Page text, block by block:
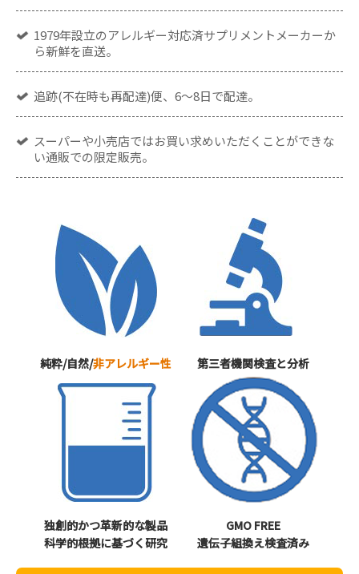
1979年設立のアレルギー対応済サプリメントメーカーか
ら新鮮を直送。
追跡(不在時も再配達)便、6～8日で配達。
スーパーや小売店ではお買い求めいただくことができな
い通販での限定販売。
純粋/自然/非アレルギー性 第三者機関検査と分析
独創的かつ革新的な製品
科学的根拠に基づく研究
GMO FREE
遺伝子組換え検査済み